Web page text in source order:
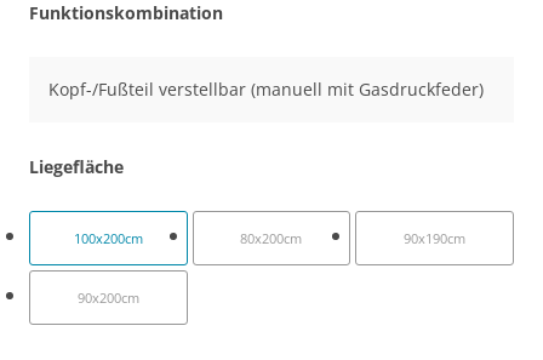
Funktionskombination
Kopf-/Fußteil verstellbar (manuell mit Gasdruckfeder)
Liegefläche
100x200cm 80x200cm 90x190cm
90x200cm